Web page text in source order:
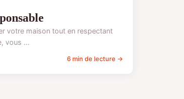
votre maison tout en respectant
vous ...
6 min de lecture →